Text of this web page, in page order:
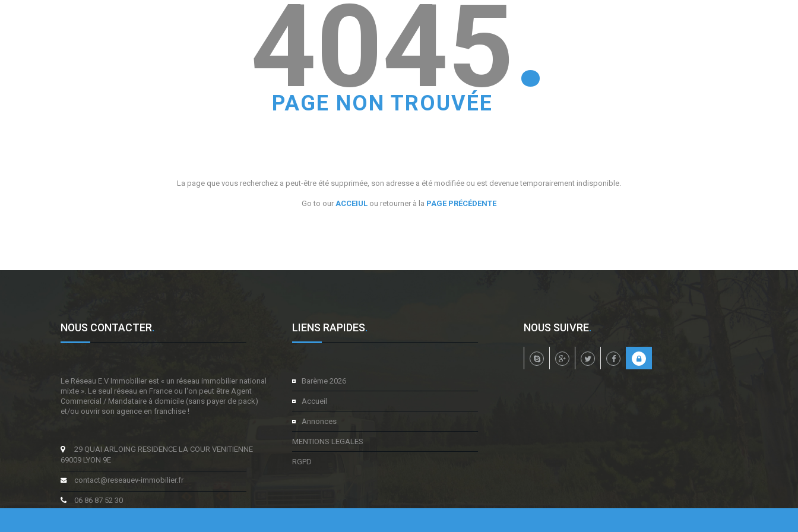
4045.
PAGE NON TROUVÉE
La page que vous recherchez a peut-être été supprimée, son adresse a été modifiée ou est devenue temporairement indisponible.
Go to our ACCEIUL ou retourner à la PAGE PRÉCÉDENTE
NOUS CONTACTER.
Le Réseau E.V Immobilier est « un réseau immobilier national
mixte ». Le seul réseau en France ou l'on peut être Agent
Commercial / Mandataire à domicile (sans payer de pack)
et/ou ouvrir son agence en franchise !
29 QUAI ARLOING RESIDENCE LA COUR VENITIENNE
69009 LYON 9E
contact@reseauev-immobilier.fr
06 86 87 52 30
LIENS RAPIDES.
Barème 2026
Accueil
Annonces
MENTIONS LEGALES
RGPD
NOUS SUIVRE.